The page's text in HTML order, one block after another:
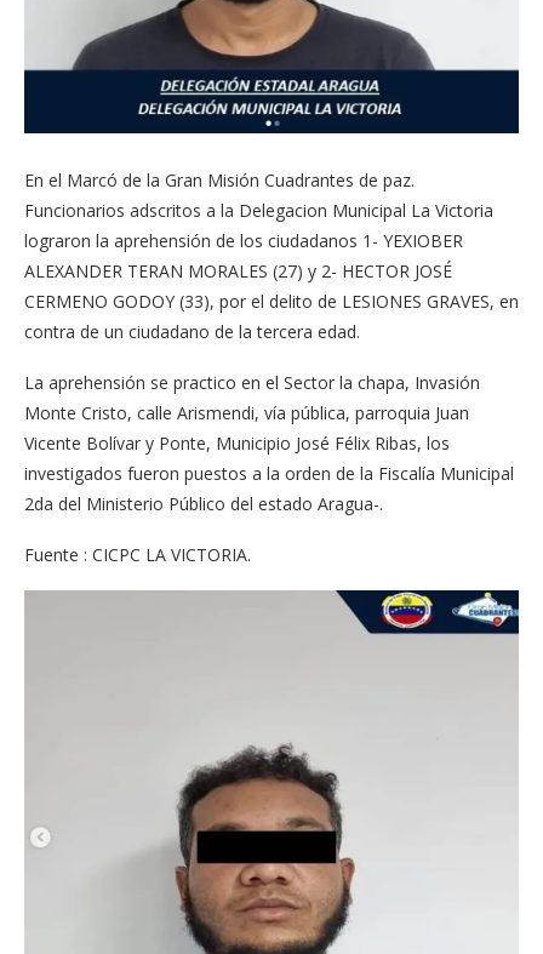
En el Marcó de la Gran Misión Cuadrantes de paz.
Funcionarios adscritos a la Delegacion Municipal La Victoria
lograron la aprehensión de los ciudadanos 1- YEXIOBER
ALEXANDER TERAN MORALES (27) y 2- HECTOR JOSÉ
CERMENO GODOY (33), por el delito de LESIONES GRAVES, en
contra de un ciudadano de la tercera edad.
La aprehensión se practico en el Sector la chapa, Invasión
Monte Cristo, calle Arismendi, vía pública, parroquia Juan
Vicente Bolívar y Ponte, Municipio José Félix Ribas, los
investigados fueron puestos a la orden de la Fiscalía Municipal
2da del Ministerio Público del estado Aragua-.
Fuente : CICPC LA VICTORIA.